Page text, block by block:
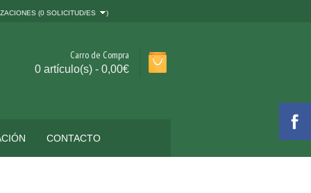
(0 SOLICITUD/ES )
Carro de Compra
0 artículo(s) - 0,00€
CONTACTO